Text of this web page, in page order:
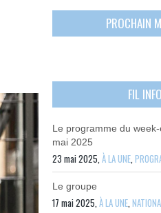
PROCHAIN
FIL INFO
Le programme du
mai 2025
23 mai 2025,À LA UNE,
Le groupe
17 mai 2025,À LA UNE,